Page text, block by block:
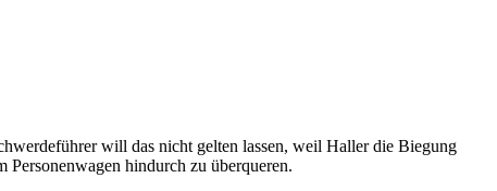
will das nicht gelten lassen, weil Haller die Biegung
Personenwagen hindurch zu überqueren.